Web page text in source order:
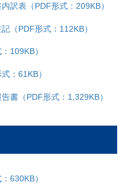
訳表（PDF形式：209KB）
（PDF形式：112KB）
109KB）
：61KB）
書（PDF形式：1,329KB）
630KB）